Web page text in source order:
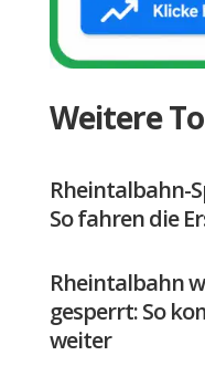
Weitere
Rheintalbahn-
So fahren die
Rheintalbahn
gesperrt: So
weiter